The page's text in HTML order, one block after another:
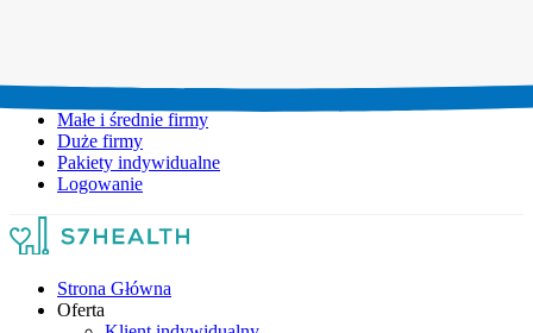
Małe i średnie firmy
Duże firmy
Pakiety indywidualne
Logowanie
Strona Główna
Oferta